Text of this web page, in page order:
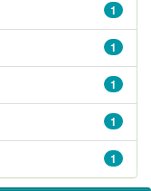
1
1
1
1
1